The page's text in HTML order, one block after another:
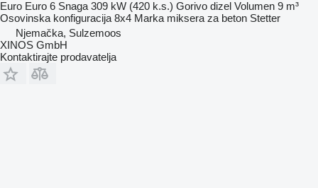
Euro Euro 6 Snaga 309 kW (420 k.s.) Gorivo dizel Volumen 9 m³
Osovinska konfiguracija 8x4 Marka miksera za beton Stetter
Njemačka, Sulzemoos
XINOS GmbH
Kontaktirajte prodavatelja